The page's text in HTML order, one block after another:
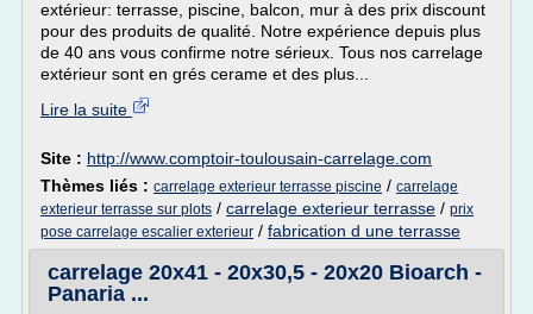
extérieur: terrasse, piscine, balcon, mur à des prix discount
pour des produits de qualité. Notre expérience depuis plus
de 40 ans vous confirme notre sérieux. Tous nos carrelage
extérieur sont en grés cerame et des plus...
Lire la suite
Site : http://www.comptoir-toulousain-carrelage.com
Thèmes liés : carrelage exterieur terrasse piscine / carrelage
exterieur terrasse sur plots / carrelage exterieur terrasse / prix
pose carrelage escalier exterieur / fabrication d une terrasse
carrelage 20x41 - 20x30,5 - 20x20 Bioarch -
Panaria ...